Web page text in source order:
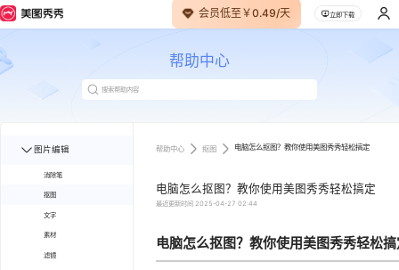
会员低至￥0.49/天 立即下载
帮助中心
图片编辑
消除笔
抠图
文字
素材
滤镜
帮助中心 抠图 电脑怎么抠图？教你使用美图秀秀轻松搞定
电脑怎么抠图？教你使用美图秀秀轻松搞定
最近更新时间 2025-04-27 02:44
电脑怎么抠图？教你使用美图秀秀轻松